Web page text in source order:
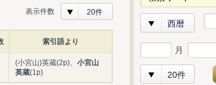
表示件数 20件
索引語より
(小宮山)英蔵(2p)、 小宮山
英蔵(1p)
西暦
月
20件